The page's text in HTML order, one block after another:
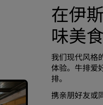
在伊
味美食
我们现代风格
体验。牛排爱
排。
携亲朋好友或